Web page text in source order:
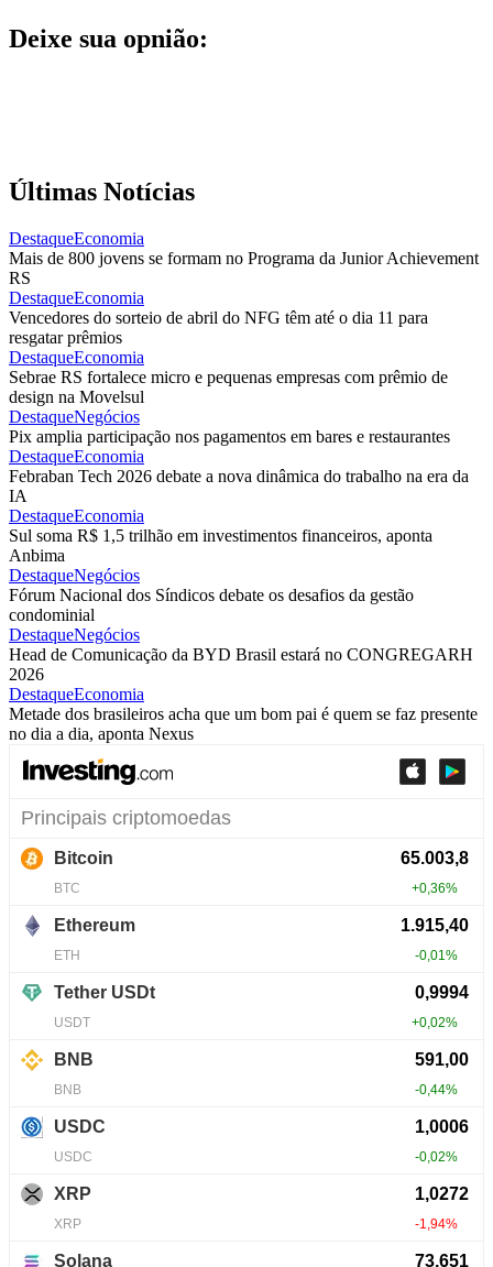
Deixe sua opnião:
Últimas Notícias
DestaqueEconomia
Mais de 800 jovens se formam no Programa da Junior Achievement
RS
DestaqueEconomia
Vencedores do sorteio de abril do NFG têm até o dia 11 para
resgatar prêmios
DestaqueEconomia
Sebrae RS fortalece micro e pequenas empresas com prêmio de
design na Movelsul
DestaqueNegócios
Pix amplia participação nos pagamentos em bares e restaurantes
DestaqueEconomia
Febraban Tech 2026 debate a nova dinâmica do trabalho na era da
IA
DestaqueEconomia
Sul soma R$ 1,5 trilhão em investimentos financeiros, aponta
Anbima
DestaqueNegócios
Fórum Nacional dos Síndicos debate os desafios da gestão
condominial
DestaqueNegócios
Head de Comunicação da BYD Brasil estará no CONGREGARH
2026
DestaqueEconomia
Metade dos brasileiros acha que um bom pai é quem se faz presente
no dia a dia, aponta Nexus